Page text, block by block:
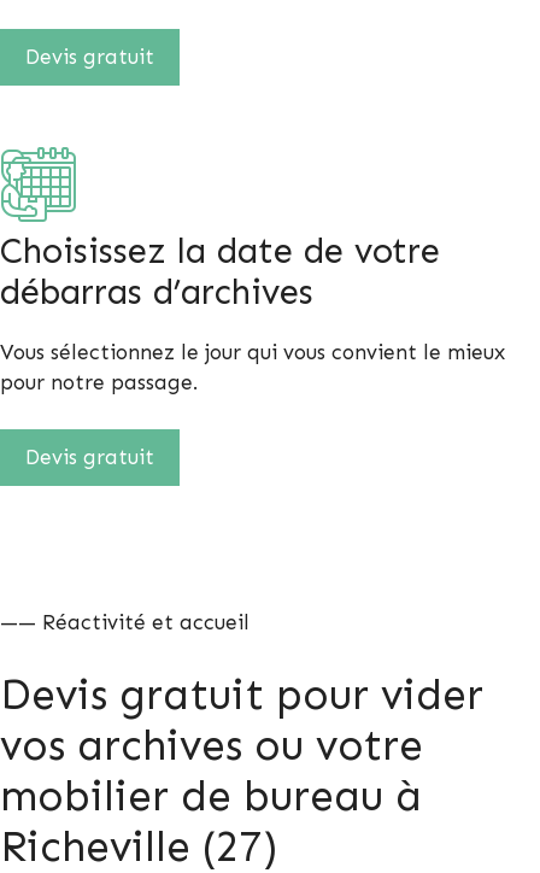
Devis gratuit
Choisissez la date de votre
débarras d’archives
Vous sélectionnez le jour qui vous convient le mieux
pour notre passage.
Devis gratuit
—— Réactivité et accueil
Devis gratuit pour vider
vos archives ou votre
mobilier de bureau à
Richeville (27)